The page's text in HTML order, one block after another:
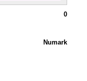
0
Numark